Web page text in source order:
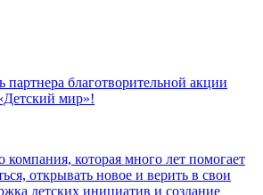
благотворительной акции
мир»!
которая много лет помогает
открывать новое и верить в свои
детских инициатив и создание